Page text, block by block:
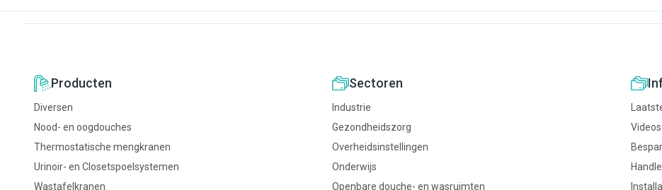
Producten
Diversen
Nood- en oogdouches
Thermostatische mengkranen
Urinoir- en Closetspoelsystemen
Wastafelkranen
Sectoren
Industrie
Gezondheidszorg
Overheidsinstellingen
Onderwijs
Openbare douche- en wasruimten
Videos